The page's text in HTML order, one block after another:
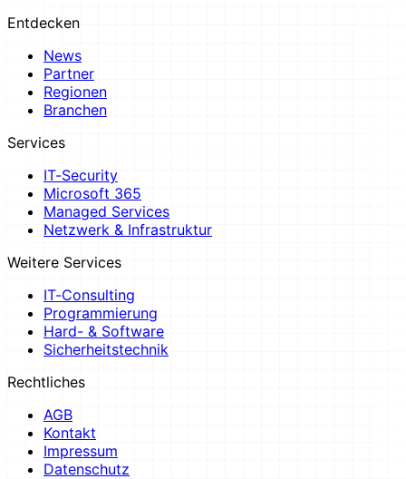
Entdecken
News
Partner
Regionen
Branchen
Services
IT-Security
Microsoft 365
Managed Services
Netzwerk & Infrastruktur
Weitere Services
IT-Consulting
Programmierung
Hard- & Software
Sicherheitstechnik
Rechtliches
AGB
Kontakt
Impressum
Datenschutz